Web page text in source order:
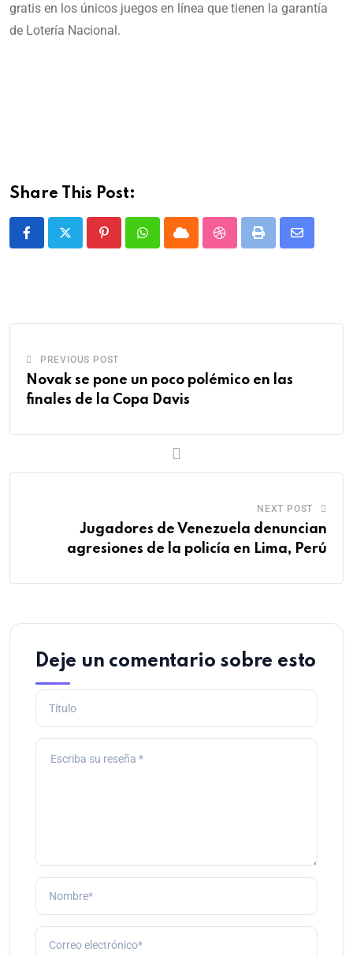
gratis en los únicos juegos en línea que tienen la garantía
de Lotería Nacional.
Share This Post:
PREVIOUS POST
Novak se pone un poco polémico en las
finales de la Copa Davis
NEXT POST
Jugadores de Venezuela denuncian
agresiones de la policía en Lima, Perú
Deje un comentario sobre esto